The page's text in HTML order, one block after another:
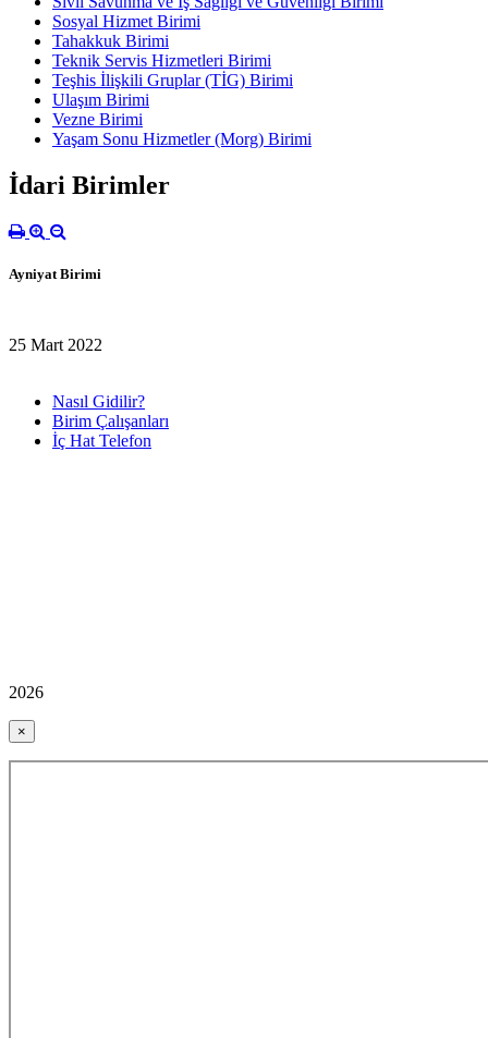
Sosyal Hizmet Birimi
Tahakkuk Birimi
Teknik Servis Hizmetleri Birimi
Teşhis İlişkili Gruplar (TİG) Birimi
Ulaşım Birimi
Vezne Birimi
Yaşam Sonu Hizmetler (Morg) Birimi
İdari Birimler
Ayniyat Birimi
25 Mart 2022
Nasıl Gidilir?
Birim Çalışanları
İç Hat Telefon
2026
×